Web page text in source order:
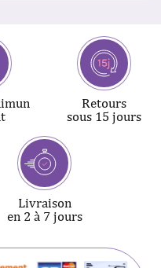
Retours
sous 15 jours
Livraison
en 2 à 7 jours